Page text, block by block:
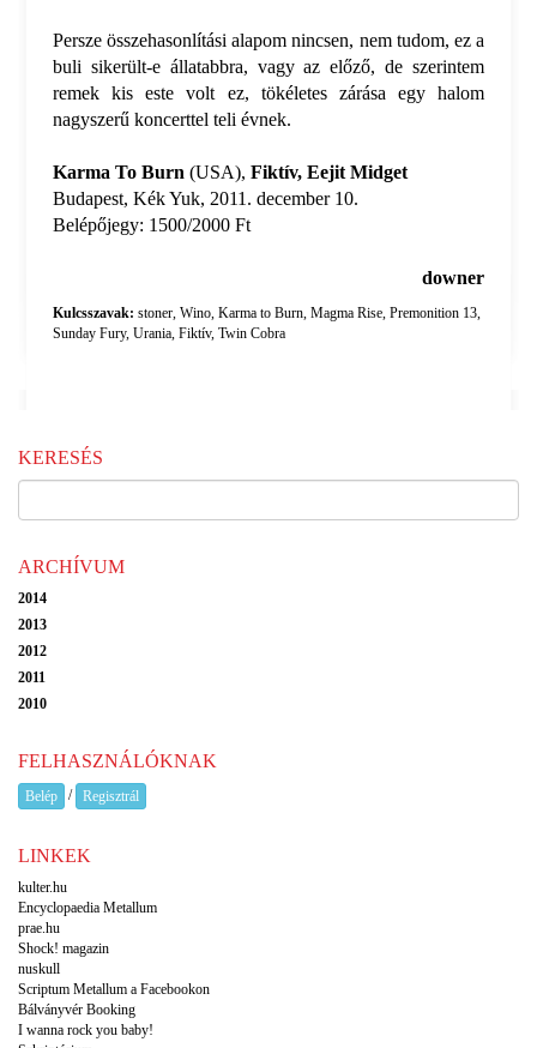
Persze összehasonlítási alapom nincsen, nem tudom, ez a
buli sikerült-e állatabbra, vagy az előző, de szerintem
remek kis este volt ez, tökéletes zárása egy halom
nagyszerű koncerttel teli évnek.
Karma To Burn (USA), Fiktív, Eejit Midget
Budapest, Kék Yuk, 2011. december 10.
Belépőjegy: 1500/2000 Ft
downer
Kulcsszavak: stoner, Wino, Karma to Burn, Magma Rise, Premonition 13,
Sunday Fury, Urania, Fiktív, Twin Cobra
KERESÉS
ARCHÍVUM
2014
2013
2012
2011
2010
FELHASZNÁLÓKNAK
Belép / Regisztrál
LINKEK
kulter.hu
Encyclopaedia Metallum
prae.hu
Shock! magazin
nuskull
Scriptum Metallum a Facebookon
Bálványvér Booking
I wanna rock you baby!